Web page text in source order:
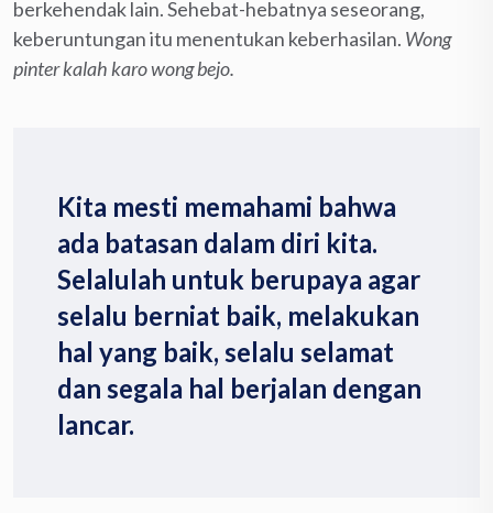
berkehendak lain. Sehebat-hebatnya seseorang,
keberuntungan itu menentukan keberhasilan. Wong
pinter kalah karo wong bejo.
Kita mesti memahami bahwa
ada batasan dalam diri kita.
Selalulah untuk berupaya agar
selalu berniat baik, melakukan
hal yang baik, selalu selamat
dan segala hal berjalan dengan
lancar.